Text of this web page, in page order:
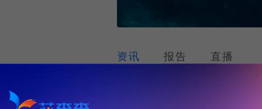
资讯 报告 直播